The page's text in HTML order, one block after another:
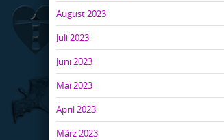
August 2023
Juli 2023
Juni 2023
Mai 2023
April 2023
März 2023